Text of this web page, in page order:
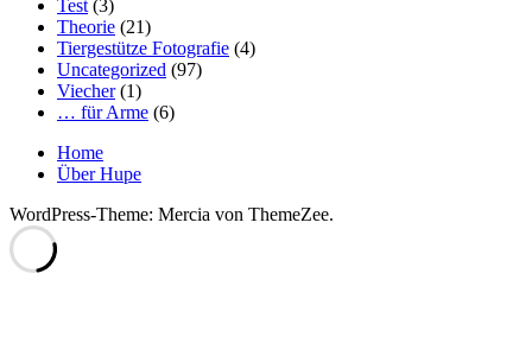
Test (3)
Theorie (21)
Tiergestütze Fotografie (4)
Uncategorized (97)
Viecher(1)
… für Arme (6)
Home
Über Hupe
WordPress-Theme: Mercia von ThemeZee.